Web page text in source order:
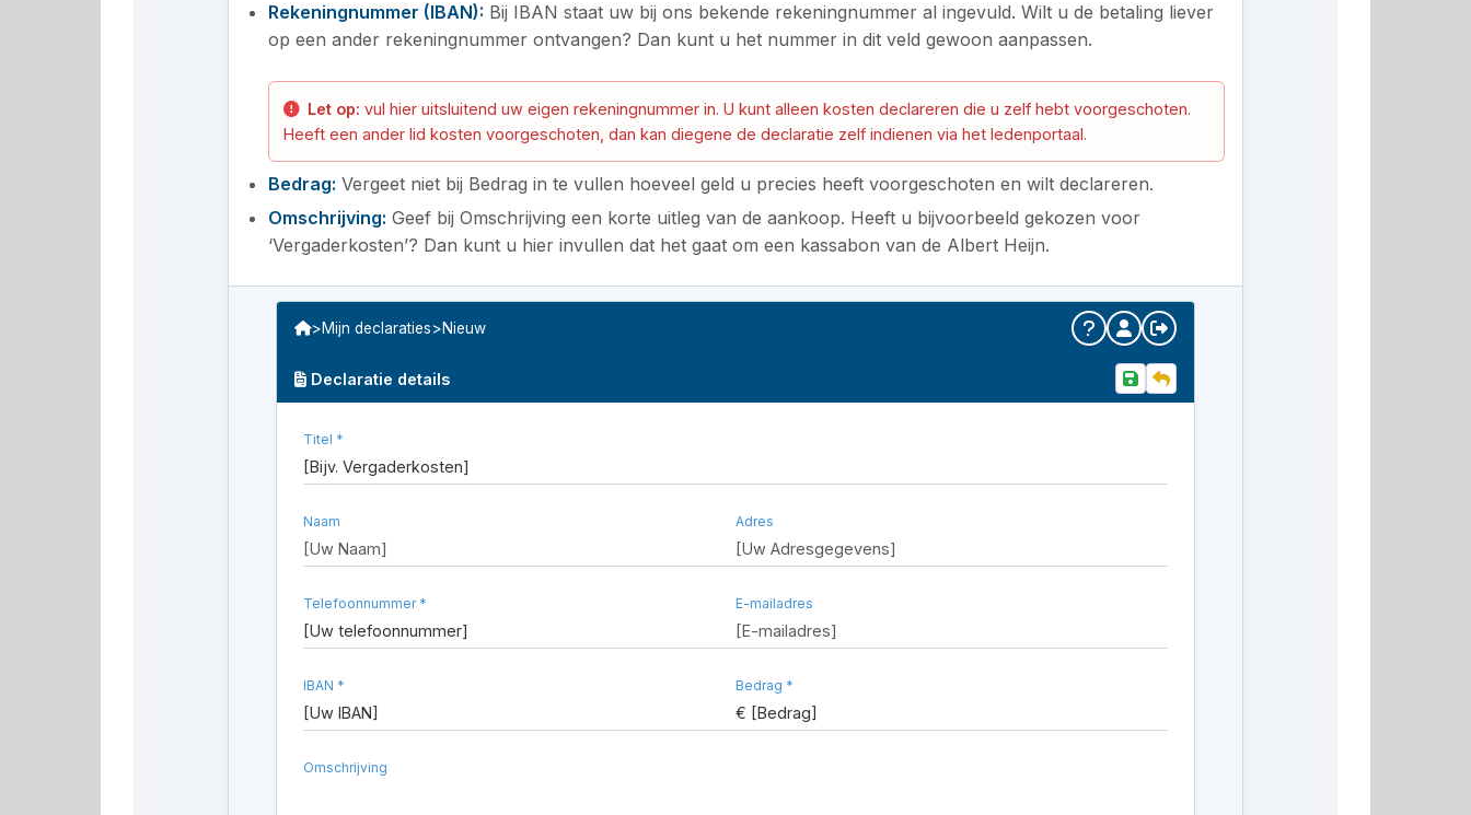
Rekeningnummer (IBAN): Bij IBAN staat uw bij ons bekende rekeningnummer al ingevuld. Wilt u de betaling liever
op een ander rekeningnummer ontvangen? Dan kunt u het nummer in dit veld gewoon aanpassen.
Let op: vul hier uitsluitend uw eigen rekeningnummer in. U kunt alleen kosten declareren die u zelf hebt voorgeschoten.
Heeft een ander lid kosten voorgeschoten, dan kan diegene de declaratie zelf indienen via het ledenportaal.
Bedrag: Vergeet niet bij Bedrag in te vullen hoeveel geld u precies heeft voorgeschoten en wilt declareren.
Omschrijving: Geef bij Omschrijving een korte uitleg van de aankoop. Heeft u bijvoorbeeld gekozen voor
‘Vergaderkosten’? Dan kunt u hier invullen dat het gaat om een kassabon van de Albert Heijn.
>Mijn declaraties>Nieuw
Declaratie details
Titel *
[Bijv. Vergaderkosten]
Naam
[Uw Naam]
Adres
[Uw Adresgegevens]
Telefoonnummer *
[Uw telefoonnummer]
E-mailadres
[E-mailadres]
IBAN *
[Uw IBAN]
Bedrag *
€ [Bedrag]
Omschrijving